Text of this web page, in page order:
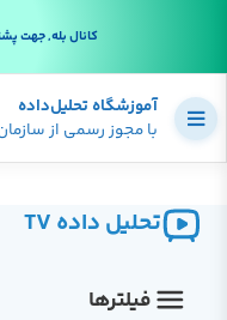
کانال بله, جهت
آموزشگاه تحلیل‌داده
با مجوز رسمی از
تحلیل داده TV
فیلترها